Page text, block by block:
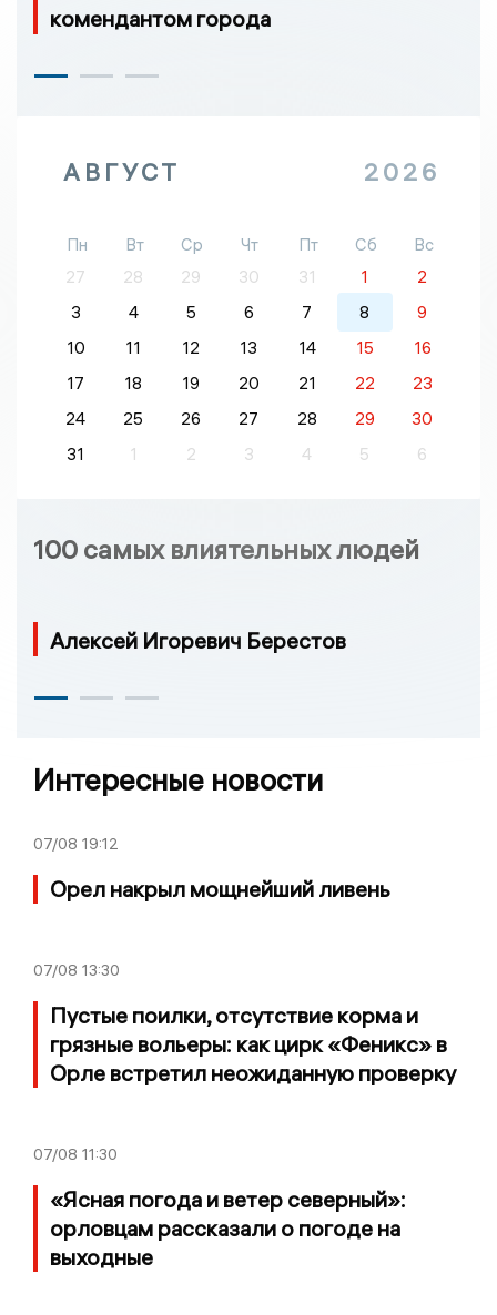
комендантом города
АВГУСТ 2026
Пн Вт Ср Чт Пт Сб
Вс
27
28 29 30 31 1
2
3
4 5 6 7 8
9
10
11 12 13 14 15
16
17
18 19 20 21 22
23
24
25 26 27 28 29
30
31
1 2 3 4 5 6
100 самых влиятельных людей
Алексей Игоревич Берестов
Интересные новости
07/08 19:12
Орел накрыл мощнейший ливень
07/08 13:30
Пустые поилки, отсутствие корма и
грязные вольеры: как цирк «Феникс» в
Орле встретил неожиданную проверку
07/08 11:30
«Ясная погода и ветер северный»:
орловцам рассказали о погоде на
выходные